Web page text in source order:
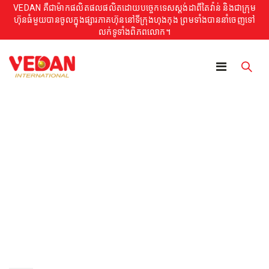
VEDAN គឺជាម៉ាកផលិតផលផលិតដោយបច្ចេកទេសស្តង់ដាពីតៃវ៉ាន់ និងជាក្រុម
ហ៊ុនធំមួយបានចូលក្នុងផ្សារភាគហ៊ុននៅទីក្រុងហុងកុង ព្រមទាំងបាននាំចេញទៅ
លក់ទូទាំងពិភពលោក។